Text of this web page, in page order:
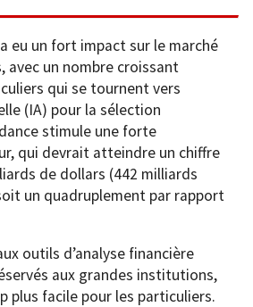
a eu un fort impact sur le marché
avec un nombre croissant
qui se tournent vers
(IA) pour la sélection
stimule une forte
qui devrait atteindre un chiffre
de dollars (442 milliards
un quadruplement par rapport
outils d’analyse financière
aux grandes institutions,
plus facile pour les particuliers.